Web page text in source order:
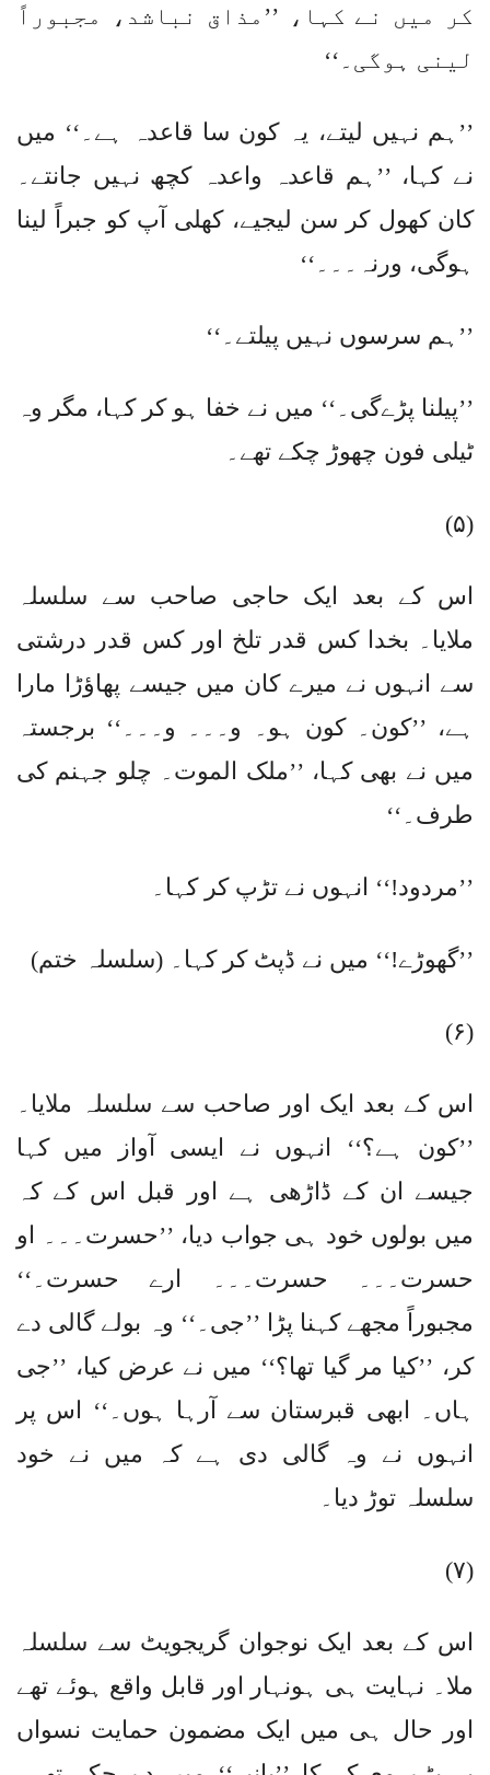
کر میں نے کہا، ’’مذاق نباشد، مجبوراً
لینی ہوگی۔‘‘
’’ہم نہیں لیتے، یہ کون سا قاعدہ ہے۔‘‘ میں
نے کہا، ’’ہم قاعدہ واعدہ کچھ نہیں جانتے۔
کان کھول کر سن لیجیے، کھلی آپ کو جبراً لینا
ہوگی، ورنہ۔۔۔‘‘
’’ہم سرسوں نہیں پیلتے۔‘‘
’’پیلنا پڑےگی۔‘‘ میں نے خفا ہو کر کہا، مگر وہ
ٹیلی فون چھوڑ چکے تھے۔
(۵)
اس کے بعد ایک حاجی صاحب سے سلسلہ
ملایا۔ بخدا کس قدر تلخ اور کس قدر درشتی
سے انہوں نے میرے کان میں جیسے پھاؤڑا مارا
ہے، ’’کون۔ کون ہو۔ و۔۔۔ و۔۔۔‘‘ برجستہ
میں نے بھی کہا، ’’ملک الموت۔ چلو جہنم کی
طرف۔‘‘
’’مردود!‘‘ انہوں نے تڑپ کر کہا۔
’’گھوڑے!‘‘ میں نے ڈپٹ کر کہا۔ (سلسلہ ختم)
(۶)
اس کے بعد ایک اور صاحب سے سلسلہ ملایا۔
’’کون ہے؟‘‘ انہوں نے ایسی آواز میں کہا
جیسے ان کے ڈاڑھی ہے اور قبل اس کے کہ
میں بولوں خود ہی جواب دیا، ’’حسرت۔۔۔ او
حسرت۔۔۔ حسرت۔۔۔ ارے حسرت۔‘‘
مجبوراً مجھے کہنا پڑا ’’جی۔‘‘ وہ بولے گالی دے
کر، ’’کیا مر گیا تھا؟‘‘ میں نے عرض کیا، ’’جی
ہاں۔ ابھی قبرستان سے آرہا ہوں۔‘‘ اس پر
انہوں نے وہ گالی دی ہے کہ میں نے خود
سلسلہ توڑ دیا۔
(۷)
اس کے بعد ایک نوجوان گریجویٹ سے سلسلہ
ملا۔ نہایت ہی ہونہار اور قابل واقع ہوئے تھے
اور حال ہی میں ایک مضمون حمایت نسواں